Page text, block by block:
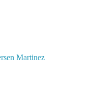
Martinez